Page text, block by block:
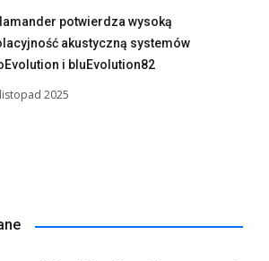
potwierdza wysoką
akustyczną systemów
i bluEvolution82
2025